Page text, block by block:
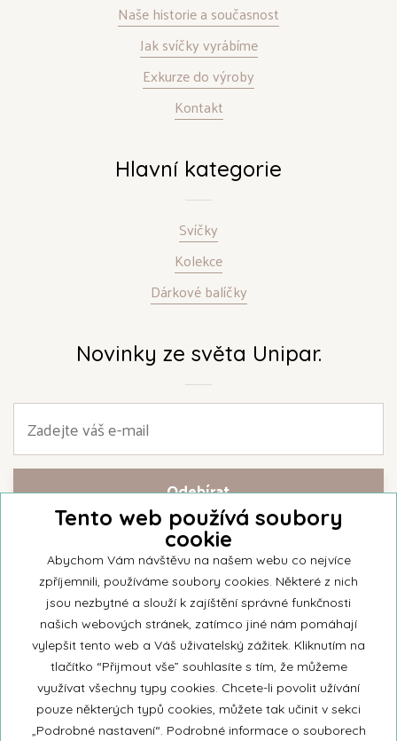
Naše historie a současnost
Jak svíčky vyrábíme
Exkurze do výroby
Kontakt
Hlavní kategorie
Svíčky
Kolekce
Dárkové balíčky
Novinky ze světa Unipar.
Přihlašte se k našemu newsletteru a buďte jako první informováni o
nejnovějších kolekcích svíček a aktualitách z rodinné firmy Unipar.
© 2026 Unipar
+420 571 651 531
Tento web používá soubory
cookie
Abychom Vám návštěvu na našem webu co nejvíce
zpříjemnili, používáme soubory cookies. Některé z nich
jsou nezbytné a slouží k zajíštění správné funkčnosti
našich webových stránek, zatímco jiné nám pomáhají
vylepšit tento web a Váš uživatelský zážitek. Kliknutím na
tlačítko “Přijmout vše” souhlasíte s tím, že můžeme
využívat všechny typy cookies. Chcete-li povolit užívání
pouze některých typů cookies, můžete tak učinit v sekci
„Podrobné nastavení“. Podrobné informace o souborech